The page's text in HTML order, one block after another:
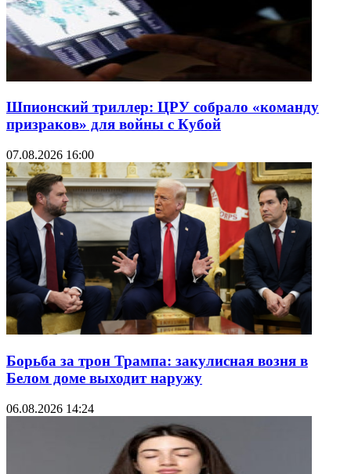
Шпионский триллер: ЦРУ собрало «команду
призраков» для войны с Кубой
07.08.2026 16:00
Борьба за трон Трампа: закулисная возня в
Белом доме выходит наружу
06.08.2026 14:24